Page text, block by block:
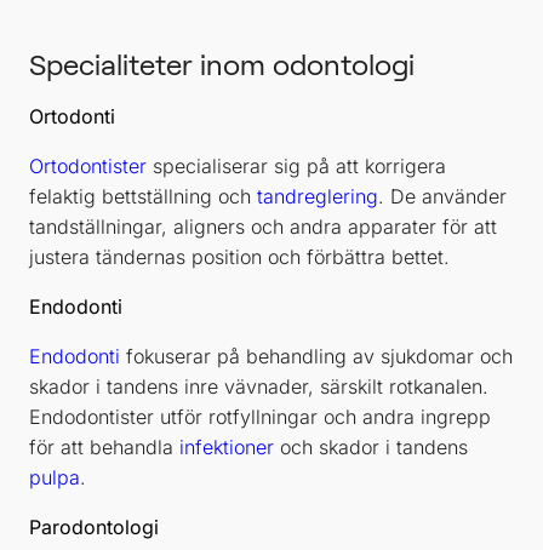
Specialiteter inom odontologi
Ortodonti
Ortodontister specialiserar sig på att korrigera
felaktig bettställning och tandreglering. De använder
tandställningar, aligners och andra apparater för att
justera tändernas position och förbättra bettet.
Endodonti
Endodonti fokuserar på behandling av sjukdomar och
skador i tandens inre vävnader, särskilt rotkanalen.
Endodontister utför rotfyllningar och andra ingrepp
för att behandla infektioner och skador i tandens
pulpa.
Parodontologi